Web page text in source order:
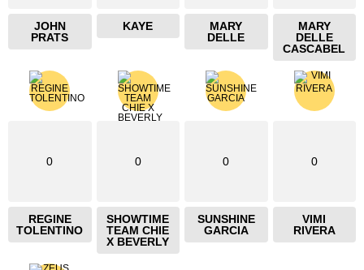
JOHN
PRATS
KAYE
MARY
DELLE
MARY
DELLE
CASCABEL
0
REGINE
TOLENTINO
0
SHOWTIME
TEAM CHIE
X BEVERLY
0
SUNSHINE
GARCIA
0
VIMI
RIVERA